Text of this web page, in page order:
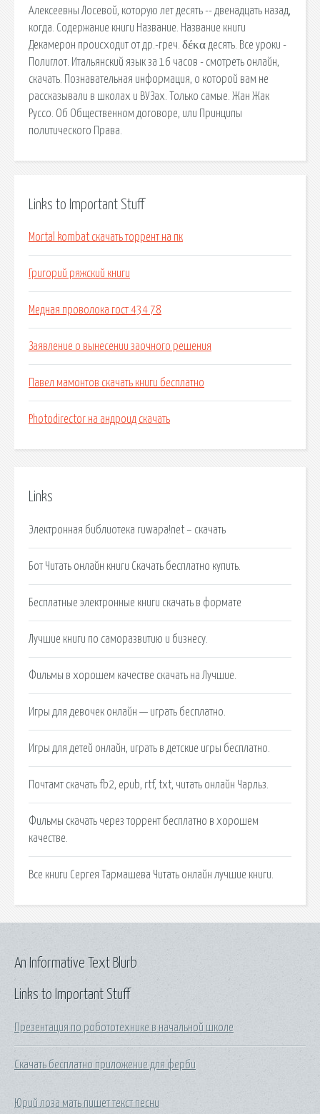
Алексеевны Лосевой, которую лет десять -- двенадцать назад,
когда. Содержание книги Название. Название книги
Декамерон происходит от др.-греч. δέκα десять. Все уроки -
Полиглот. Итальянский язык за 16 часов - смотреть онлайн,
скачать. Познавательная информация, о которой вам не
рассказывали в школах и ВУЗах. Только самые. Жан Жак
Руссо. Об Общественном договоре, или Принципы
политического Права.
Links to Important Stuff
Mortal kombat скачать торрент на пк
Григорий ряжский книги
Медная проволока гост 434 78
Заявление о вынесении заочного решения
Павел мамонтов скачать книги бесплатно
Photodirector на андроид скачать
Links
Электронная библиотека ruwapa!net – скачать
Бот Читать онлайн книги Скачать бесплатно купить.
Бесплатные электронные книги скачать в формате
Лучшие книги по саморазвитию и бизнесу.
Фильмы в хорошем качестве скачать на Лучшие.
Игры для девочек онлайн — играть бесплатно.
Игры для детей онлайн, играть в детские игры бесплатно.
Почтамт скачать fb2, epub, rtf, txt, читать онлайн Чарльз.
Фильмы скачать через торрент бесплатно в хорошем
качестве.
Все книги Сергея Тармашева Читать онлайн лучшие книги.
Links to Important Stuff
Презентация по робототехнике в начальной школе
Скачать бесплатно приложение для ферби
Юрий лоза мать пишет текст песни
An Informative Text Blurb